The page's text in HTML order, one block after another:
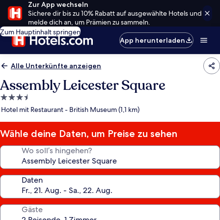
Zur App wechseln
Sichere dir bis zu 10% Rabatt auf ausgewählte Hotels und
melde dich an, um Prämien zu sammeln.
Zum Hauptinhalt springen
App herunterladen
Alle Unterkünfte anzeigen
Assembly Leicester Square
3.5-
Sterne-
Hotel mit Restaurant - British Museum (1,1 km)
Wähle deine Daten, um Preise zu sehen
Wo soll’s hingehen?
Daten
Gäste